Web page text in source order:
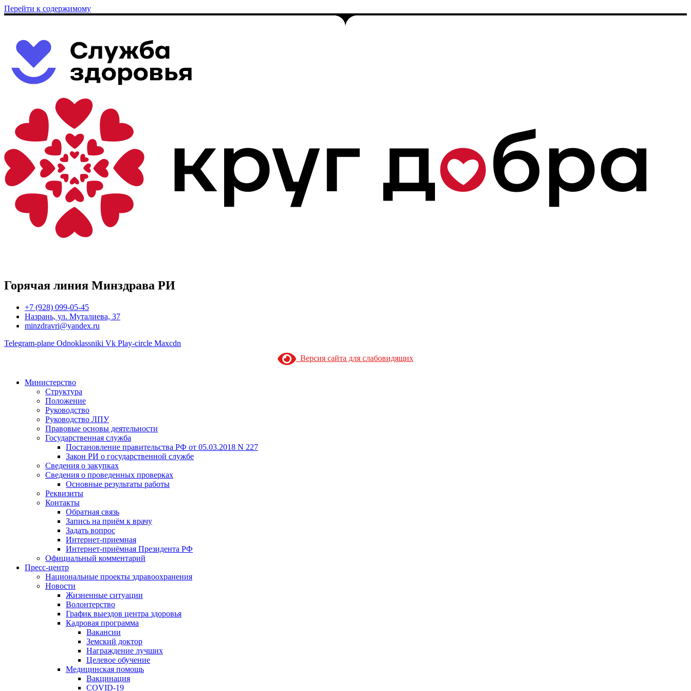
Перейти к содержимому
Горячая линия Минздрава РИ
+7 (928) 099-05-45
Назрань, ул. Муталиева, 37
minzdravri@yandex.ru
Telegram-plane Odnoklassniki Vk Play-circle Maxcdn
Версия сайта для слабовидящих
Министерство
Структура
Положение
Руководство
Руководство ЛПУ
Правовые основы деятельности
Государственная служба
Постановление правительства РФ от 05.03.2018 N 227
Закон РИ о государственной службе
Сведения о закупках
Сведения о проведенных проверках
Основные результаты работы
Реквизиты
Контакты
Обратная связь
Запись на приём к врачу
Задать вопрос
Интернет-приемная
Интернет-приёмная Президента РФ
Официальный комментарий
Пресс-центр
Национальные проекты здравоохранения
Новости
Жизненные ситуации
Волонтерство
График выездов центра здоровья
Кадровая программа
Вакансии
Земский доктор
Награждение лучших
Целевое обучение
Медицинская помощь
Вакцинация
COVID-19